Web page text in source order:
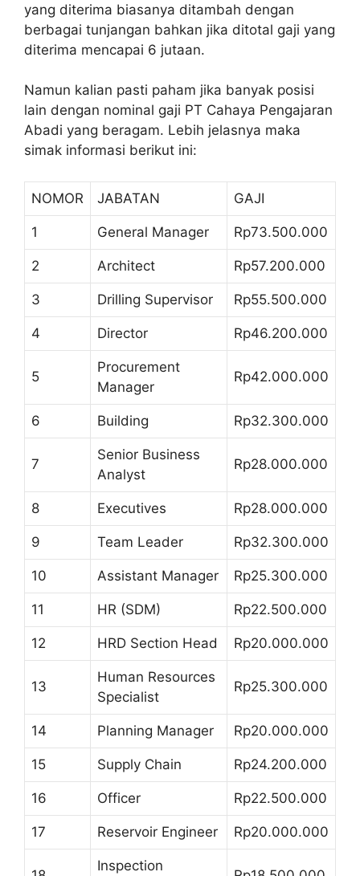
yang diterima biasanya ditambah dengan
berbagai tunjangan bahkan jika ditotal gaji yang
diterima mencapai 6 jutaan.
Namun kalian pasti paham jika banyak posisi
lain dengan nominal gaji PT Cahaya Pengajaran
Abadi yang beragam. Lebih jelasnya maka
simak informasi berikut ini:
NOMOR JABATAN GAJI
1 General Manager Rp73.500.000
2 Architect Rp57.200.000
3 Drilling Supervisor Rp55.500.000
4 Director Rp46.200.000
5
Procurement
Manager
Rp42.000.000
6 Building Rp32.300.000
7
Senior Business
Analyst
Rp28.000.000
8 Executives Rp28.000.000
9 Team Leader Rp32.300.000
10 Assistant Manager Rp25.300.000
11 HR (SDM) Rp22.500.000
12 HRD Section Head Rp20.000.000
13
Human Resources
Specialist
Rp25.300.000
14 Planning Manager Rp20.000.000
15 Supply Chain Rp24.200.000
16 Officer Rp22.500.000
17 Reservoir Engineer Rp20.000.000
Inspection